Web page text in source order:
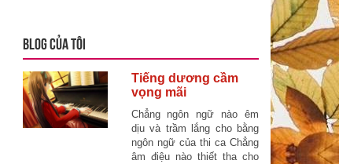
BLOG CỦA TÔI
Tiếng dương cầm
vọng mãi
Chẳng ngôn ngữ nào êm
dịu và trầm lắng cho bằng
ngôn ngữ của thi ca Chẳng
âm điệu nào thiết tha cho